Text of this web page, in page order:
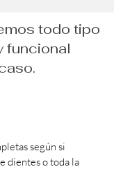
todo tipo
funcional
según si
dientes o toda la